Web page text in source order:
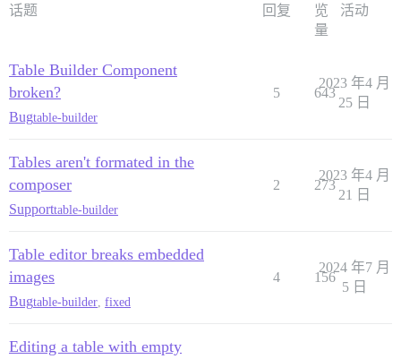
话题 回复
览
量
活动
Table Builder Component
broken?
Bugtable-builder
5 643
2023 年4 月
25 日
Tables aren't formated in the
composer
Supporttable-builder
2 273
2023 年4 月
21 日
Table editor breaks embedded
images
Bugtable-builder fixed
4 156
2024 年7 月
5 日
Editing a table with empty